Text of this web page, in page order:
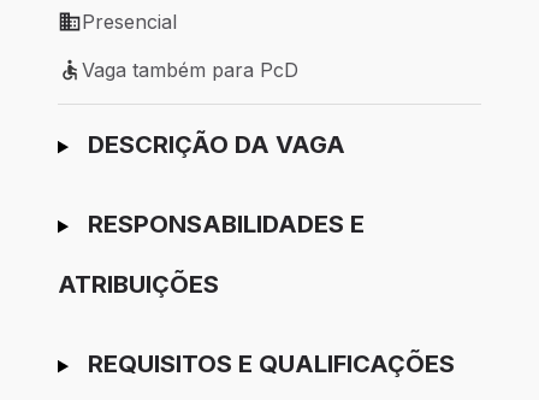
Modelo de trabalho: Presencial
Presencial
Vaga também para PcD
Vaga também para PcD
Ir para candidatura
DESCRIÇÃO DA VAGA
RESPONSABILIDADES E
ATRIBUIÇÕES
REQUISITOS E QUALIFICAÇÕES